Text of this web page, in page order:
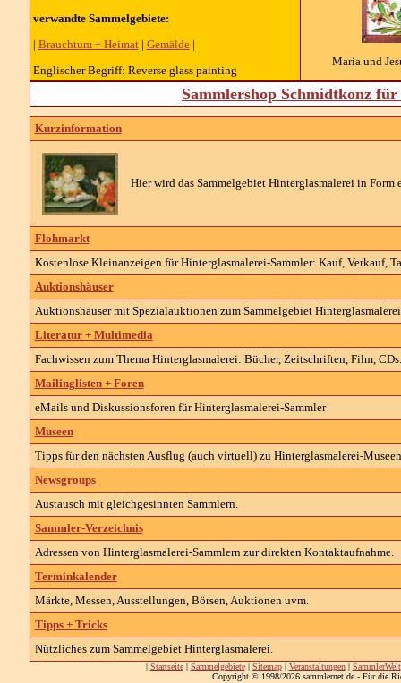
verwandte Sammelgebiete:
| Brauchtum + Heimat| Gemälde|
Englischer Begriff: Reverse glass painting
Maria und
Sammlershop Schmidtkonz
Kurzinformation
Hier wird das Sammelgebiet Hinterglasmalerei in
Flohmarkt
Kostenlose Kleinanzeigen für Hinterglasmalerei-Sammler: Kauf, Verkauf,
Auktionshäuser
Auktionshäuser mit Spezialauktionen zum Sammelgebiet
Literatur + Multimedia
Fachwissen zum Thema Hinterglasmalerei: Bücher, Zeitschriften, Film,
Mailinglisten + Foren
eMails und Diskussionsforen für Hinterglasmalerei-Sammler
Museen
Tipps für den nächsten Ausflug (auch virtuell) zu Hinterglasmalerei-
Newsgroups
Austausch mit gleichgesinnten Sammlern.
Sammler-Verzeichnis
Adressen von Hinterglasmalerei-Sammlern zur direkten Kontaktaufnahme.
Terminkalender
Märkte, Messen, Ausstellungen, Börsen, Auktionen uvm.
Tipps + Tricks
Nützliches zum Sammelgebiet Hinterglasmalerei.
| Startseite| Sammelgebiete| Sitemap| Veranstaltungen| SammlerWelt
Copyright © 1998/2026 sammlernet.de - Für die